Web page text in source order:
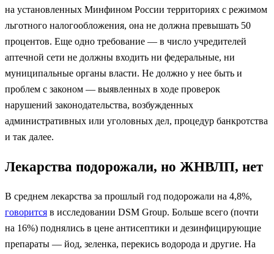
на установленных Минфином России территориях с режимом
льготного налогообложения, она не должна превышать 50
процентов. Еще одно требование — в число учредителей
аптечной сети не должны входить ни федеральные, ни
муниципальные органы власти. Не должно у нее быть и
проблем с законом — выявленных в ходе проверок
нарушений законодательства, возбужденных
административных или уголовных дел, процедур банкротства
и так далее.
Лекарства подорожали, но ЖНВЛП, нет
В среднем лекарства за прошлый год подорожали на 4,8%,
говорится в исследовании DSM Group. Больше всего (почти
на 16%) поднялись в цене антисептики и дезинфицирующие
препараты — йод, зеленка, перекись водорода и другие. На